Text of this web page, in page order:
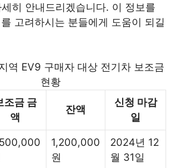
히 안내드리겠습니다. 이 정보를
고려하시는 분들에게 도움이 되길
역 EV9 구매자 대상 전기차 보조금
현황
조금 금
액
잔액
신청 마감
일
1,200,000
원
2024년 12
월 31일